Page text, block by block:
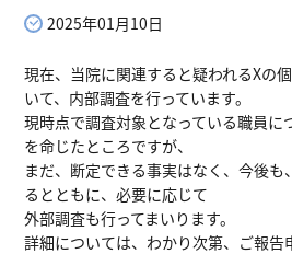
2025年01月10日
現在、当院に関連すると疑われるXの
いて、内部調査を行っています。
現時点で調査対象となっている職員に
を命じたところですが、
まだ、断定できる事実はなく、今後も
るとともに、必要に応じて
外部調査も行ってまいります。
詳細については、わかり次第、ご報告